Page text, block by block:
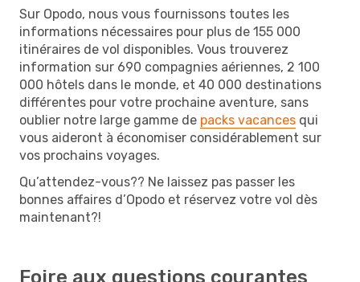
Sur Opodo, nous vous fournissons toutes les
informations nécessaires pour plus de 155 000
itinéraires de vol disponibles. Vous trouverez
information sur 690 compagnies aériennes, 2 100
000 hôtels dans le monde, et 40 000 destinations
différentes pour votre prochaine aventure, sans
oublier notre large gamme de packs vacances qui
vous aideront à économiser considérablement sur
vos prochains voyages.
Qu’attendez-vous?? Ne laissez pas passer les
bonnes affaires d’Opodo et réservez votre vol dès
maintenant?!
Foire aux questions courantes